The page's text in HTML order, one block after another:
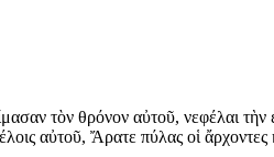
τὸν θρόνον αὐτοῦ, νεφέλαι
αὐτοῦ, Ἄρατε πύλας οἱ